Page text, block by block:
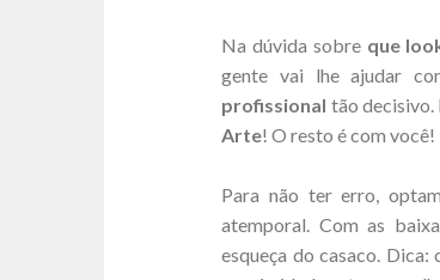
Na dúvida sobreque
gente vai lhe ajudar
profissional tão decisivo.
Arte! O resto é com você!
Para não ter erro,
atemporal. Com as
esqueça do casaco.